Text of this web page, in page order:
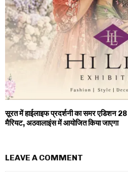
सूरत में हाईलाइफ प्रदर्शनी का समर एडिशन
मैरियट, अठवालाइंस में आयोजित किया जाएगा
LEAVE A COMMENT